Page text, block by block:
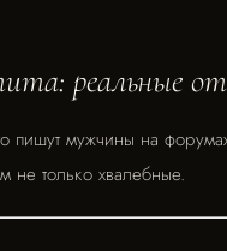
реальные
пишут мужчины на
не только хвалебные.